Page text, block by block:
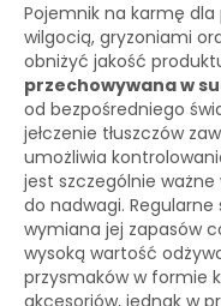
Pojemnik na karmę
wilgocią, gryzoniami
obniżyć jakość
przechowywana w
od bezpośredniego
jełczenie tłuszczów
umożliwia
jest szczególnie
do nadwagi.
wymiana jej zapasów
wysoką wartość
przysmaków w formie
akcesoriów, jednak w